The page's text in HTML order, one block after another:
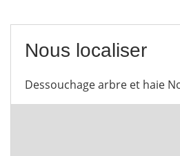
Nous localiser
Dessouchage arbre et haie